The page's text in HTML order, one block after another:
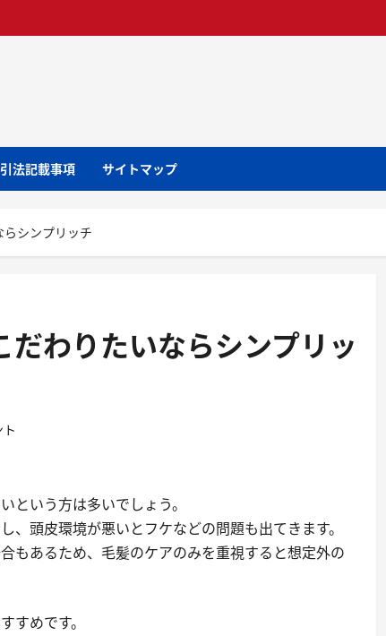
法記載事項 サイトマップ
シンプリッチ
わりたいならシンプリッ
という方は多いでしょう。
頭皮環境が悪いとフケなどの問題も出てきます。
もあるため、毛髪のケアのみを重視すると想定外の
すめです。